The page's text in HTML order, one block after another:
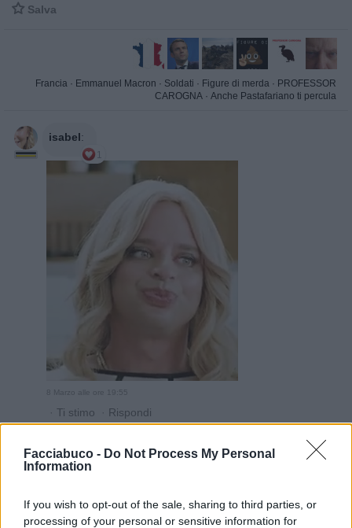
Facciabuco - Do Not Process My Personal
Information
If you wish to opt-out of the sale, sharing to third parties, or
processing of your personal or sensitive information for
 Salva
Francia · Emmanuel Macron · Soldati · Figure di merda · PROFESSOR
CAROGNA · Anche Pastafariano ti percula
isabel:
1
8 Marzo alle ore 19:55
· Ti stimo · Rispondi